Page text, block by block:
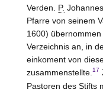
Verden
P.
Pfarre von seinem
1600)
Verzeichnis an, in
einkoment von
zusammenstellte. 17
Pastoren des Stifts